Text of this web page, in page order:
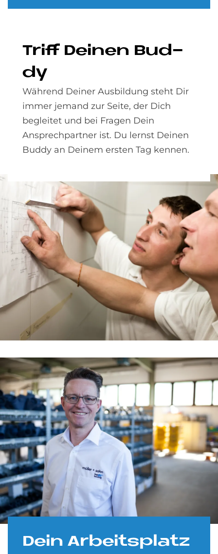
Triff Dei­nen Bud­
dy
Während Deiner Ausbildung steht Dir
immer jemand zur Seite, der Dich
begleitet und bei Fragen Dein
Ansprechpartner ist. Du lernst Deinen
Buddy an Deinem ersten Tag kennen.
Dein Ar­beits­pla­tz